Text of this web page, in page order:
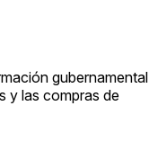
gubernamental
y las compras de